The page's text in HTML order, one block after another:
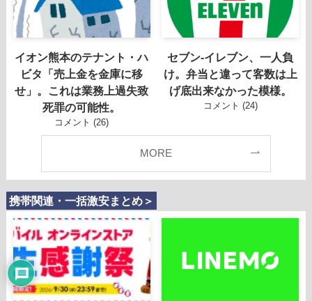
イオン熊本のテナント・ハ
ビタ「売上金を金庫に移
せ」。これは業務上過失致
死罪の可能性。
コメント (26)
セブン-イレブン、一人負
け。弁当と違って客数は上
げ底出来なかった模様。
コメント (24)
MORE
携帯関連・一括激安まとめ＞